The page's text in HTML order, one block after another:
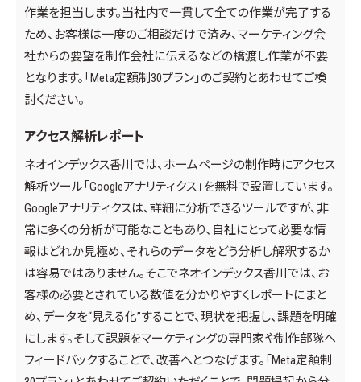
作業を担当します。当社内で一貫して全ての作業が完了する
ため、お客様は一度のご相談だけで済み、マーケティング会
社からの要望を制作会社に伝えるなどの橋渡し作業が不要
となります。「Meta定額制30プラン」のご契約とあわせてご検
討ください。
アクセス解析レポート
ネオインデックス香川では、ホームページの制作時にアクセス
解析ツール「Googleアナリティクス」を無料で設置しています。
Googleアナリティクスは、詳細に分析できるツールですが、非
常に多くの分析が可能なこともあり、自社にとって必要な情
報はどれか見極め、それらのデータをどう分析し解釈するか
は容易ではありません。そこでネオインデックス香川では、お
客様の必要とされている数値を分かりやすくレポートにまと
め、データを“見える化”することで、現状を把握し、課題を明確
にします。そして課題をマーケティングの専門家や制作部隊へ
フィードバックすることで、改善へとつなげます。「Meta定額制